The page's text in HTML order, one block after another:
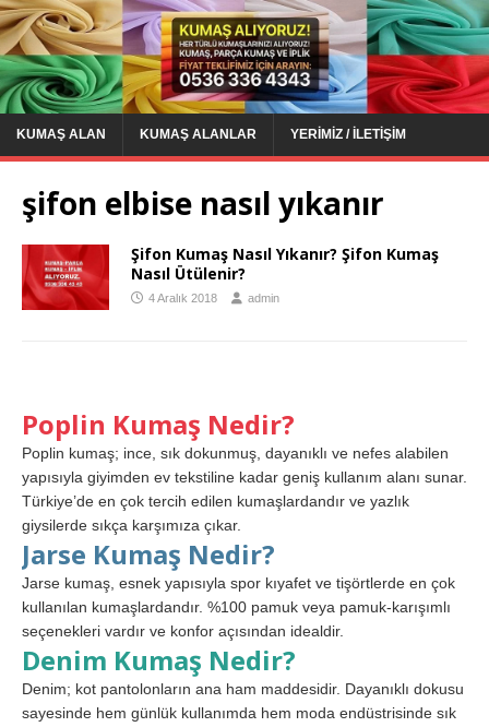
KUMAŞ ALAN KUMAŞ ALANLAR YERIMIZ / İLETIŞIM
şifon elbise nasıl yıkanır
Şifon Kumaş Nasıl Yıkanır? Şifon Kumaş
Nasıl Ütülenir?
4 Aralık 2018 admin
Poplin Kumaş Nedir?
Poplin kumaş; ince, sık dokunmuş, dayanıklı ve nefes alabilen
yapısıyla giyimden ev tekstiline kadar geniş kullanım alanı sunar.
Türkiye’de en çok tercih edilen kumaşlardandır ve yazlık
giysilerde sıkça karşımıza çıkar.
Jarse Kumaş Nedir?
Jarse kumaş, esnek yapısıyla spor kıyafet ve tişörtlerde en çok
kullanılan kumaşlardandır. %100 pamuk veya pamuk-karışımlı
seçenekleri vardır ve konfor açısından idealdir.
Denim Kumaş Nedir?
Denim; kot pantolonların ana ham maddesidir. Dayanıklı dokusu
sayesinde hem günlük kullanımda hem moda endüstrisinde sık